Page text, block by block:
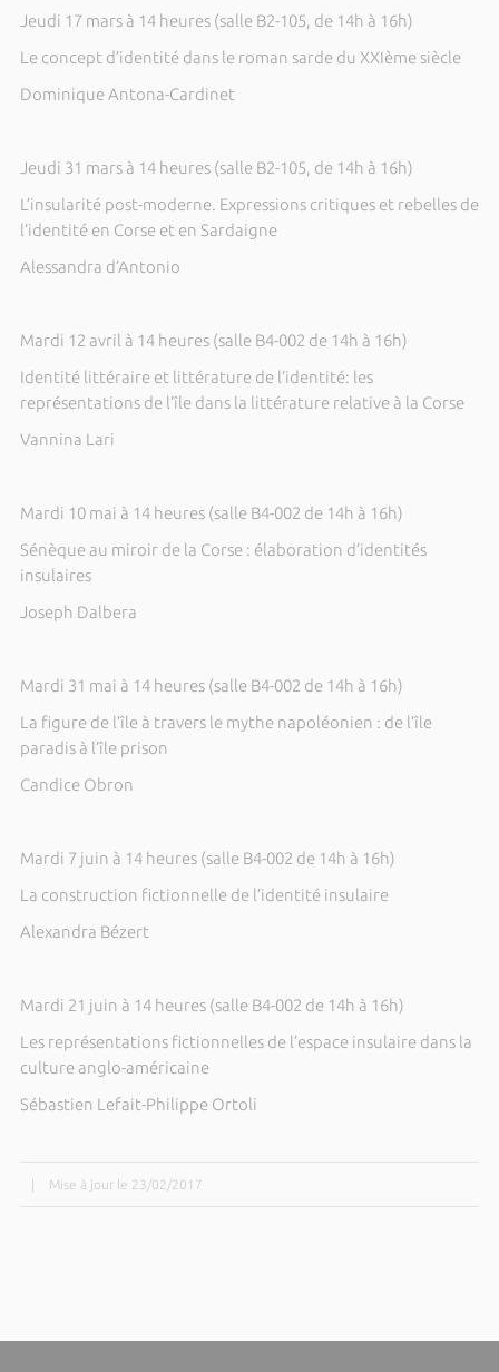
Jeudi 17 mars à 14 heures (salle B2-105, de 14h à 16h)
Le concept d’identité dans le roman sarde du XXIème siècle
Dominique Antona-Cardinet
Jeudi 31 mars à 14 heures (salle B2-105, de 14h à 16h)
L’insularité post-moderne. Expressions critiques et rebelles de
l’identité en Corse et en Sardaigne
Alessandra d’Antonio
Mardi 12 avril à 14 heures (salle B4-002 de 14h à 16h)
Identité littéraire et littérature de l’identité: les
représentations de l’île dans la littérature relative à la Corse
Vannina Lari
Mardi 10 mai à 14 heures (salle B4-002 de 14h à 16h)
Sénèque au miroir de la Corse : élaboration d’identités
insulaires
Joseph Dalbera
Mardi 31 mai à 14 heures (salle B4-002 de 14h à 16h)
La figure de l’île à travers le mythe napoléonien : de l’île
paradis à l’île prison
Candice Obron
Mardi 7 juin à 14 heures (salle B4-002 de 14h à 16h)
La construction fictionnelle de l’identité insulaire
Alexandra Bézert
Mardi 21 juin à 14 heures (salle B4-002 de 14h à 16h)
Les représentations fictionnelles de l’espace insulaire dans la
culture anglo-américaine
Sébastien Lefait-Philippe Ortoli
Mise à jour le 23/02/2017